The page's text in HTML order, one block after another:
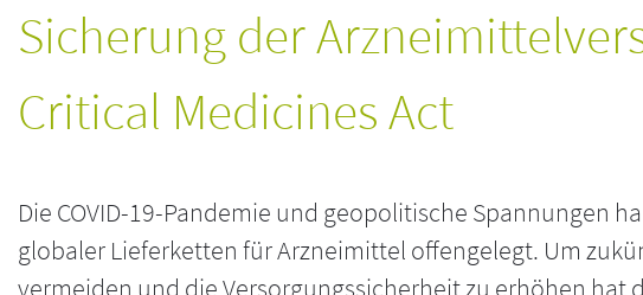
Sicherung der
Critical Medicines Act
Die COVID-19-Pandemie und geopolitische Spannungen
globaler Lieferketten für Arzneimittel offengelegt. Um